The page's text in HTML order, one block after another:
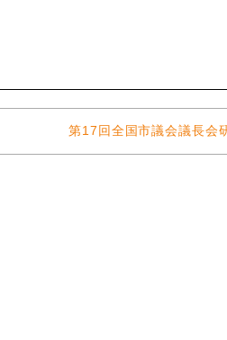
第17回全国市議会議長会